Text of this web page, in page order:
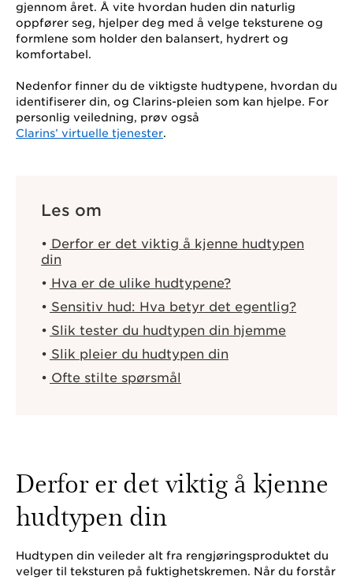
gjennom året. Å vite hvordan huden din naturlig
oppfører seg, hjelper deg med å velge teksturene og
formlene som holder den balansert, hydrert og
komfortabel.
Nedenfor finner du de viktigste hudtypene, hvordan du
identifiserer din, og Clarins-pleien som kan hjelpe. For
personlig veiledning, prøv også
Clarins’ virtuelle tjenester.
Les om
Derfor er det viktig å kjenne hudtypen
din
Hva er de ulike hudtypene?
Sensitiv hud: Hva betyr det egentlig?
Slik tester du hudtypen din hjemme
Slik pleier du hudtypen din
Ofte stilte spørsmål
Derfor er det viktig å kjenne
hudtypen din
Hudtypen din veileder alt fra rengjøringsproduktet du
velger til teksturen på fuktighetskremen. Når du forstår